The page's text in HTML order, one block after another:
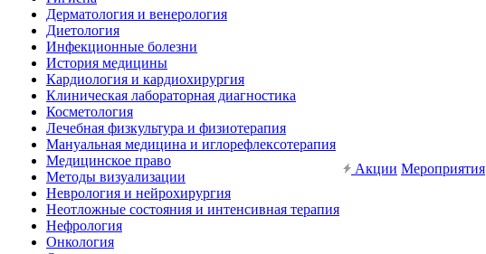
Дерматология и венерология
Диетология
Инфекционные болезни
История медицины
Кардиология и кардиохирургия
Клиническая лабораторная диагностика
Косметология
Лечебная физкультура и физиотерапия
Мануальная медицина и иглорефлексотерапия
Медицинское право
Методы визуализации
Неврология и нейрохирургия
Неотложные состояния и интенсивная терапия
Нефрология
Онкология
Акции Мероприятия